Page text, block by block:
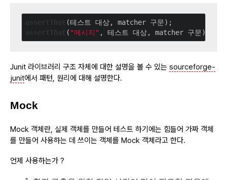
( "메시지"
Junit 라이브러리 구조 자체에 대한 설명을 볼 수 있는 sourceforge-
junit에서 패턴, 원리에 대해 설명한다.
Mock
Mock 객체란, 실제 객체를 만들어 테스트 하기에는 힘들어 가짜 객체
를 만들어 사용하는 데 쓰이는 객체를 Mock 객체라고 한다.
언제 사용하는가 ?